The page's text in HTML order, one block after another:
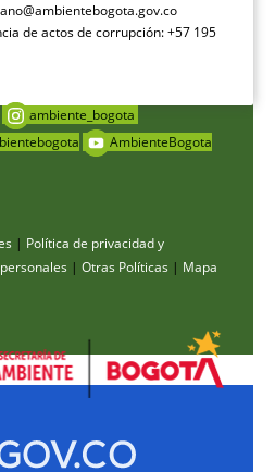
de actos de corrupción: +57 195
ambiente_bogota
AmbienteBogota
| Política de privacidad y
| Otras Políticas | Mapa